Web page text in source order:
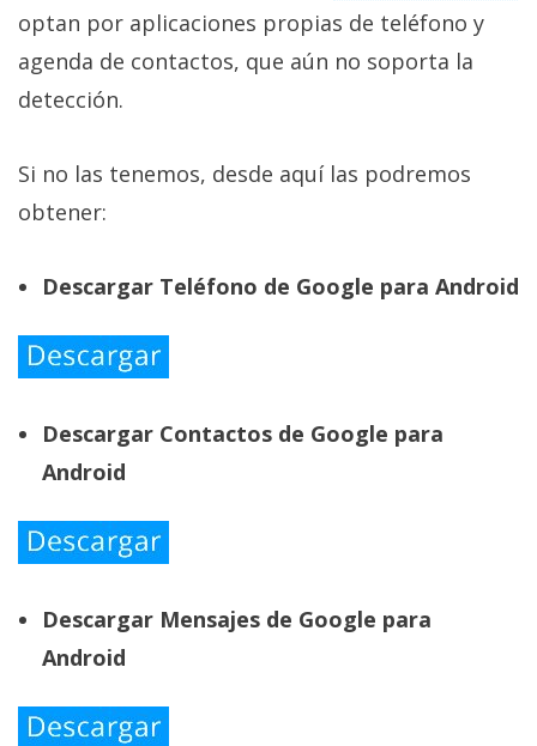
optan por aplicaciones propias de teléfono y
agenda de contactos, que aún no soporta la
detección.
Si no las tenemos, desde aquí las podremos
obtener:
Descargar Teléfono de Google para Android
Descargar Contactos de Google para
Android
Descargar Mensajes de Google para
Android